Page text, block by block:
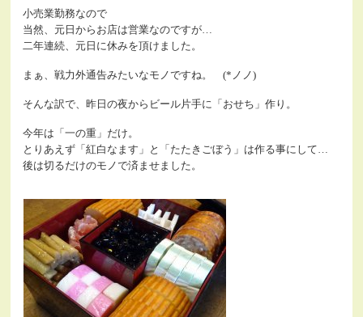
小売業勤務なので
当然、元日からお店は営業なのですが…
二年連続、元日に休みを頂けました。
まぁ、戦力外通告みたいなモノですね。 (*ノノ)
そんな訳で、昨日の夜からビール片手に「おせち」作り。
今年は「一の重」だけ。
とりあえず「紅白なます」と「たたきごぼう」は作る事にして…
後は切るだけのモノで済ませました。